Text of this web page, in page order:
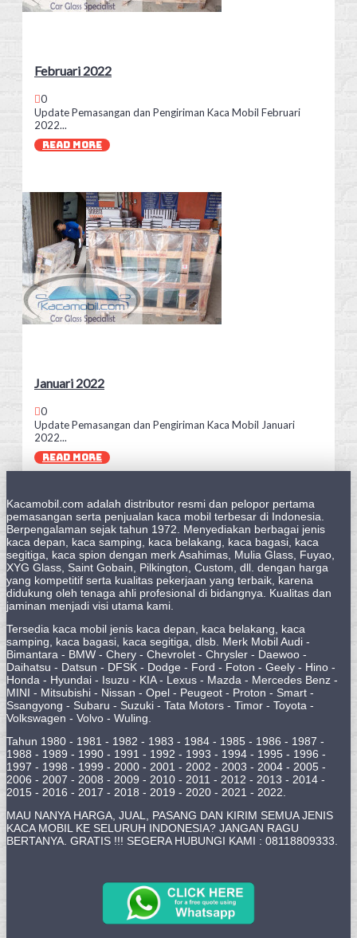
Februari 2022
0
Update Pemasangan dan Pengiriman Kaca Mobil Februari
2022...
READ MORE
Januari 2022
0
Update Pemasangan dan Pengiriman Kaca Mobil Januari
2022...
READ MORE
Kacamobil.com adalah distributor resmi dan pelopor pertama
pemasangan serta penjualan kaca mobil terbesar di Indonesia.
Berpengalaman sejak tahun 1972. Menyediakan berbagai jenis
kaca depan, kaca samping, kaca belakang, kaca bagasi, kaca
segitiga, kaca spion dengan merk Asahimas, Mulia Glass, Fuyao,
XYG Glass, Saint Gobain, Pilkington, Custom, dll. dengan harga
yang kompetitif serta kualitas pekerjaan yang terbaik, karena
didukung oleh tenaga ahli profesional di bidangnya. Kualitas dan
jaminan menjadi visi utama kami.
Tersedia kaca mobil jenis kaca depan, kaca belakang, kaca
samping, kaca bagasi, kaca segitiga, dlsb. Merk Mobil Audi -
Bimantara - BMW - Chery - Chevrolet - Chrysler - Daewoo -
Daihatsu - Datsun - DFSK - Dodge - Ford - Foton - Geely - Hino -
Honda - Hyundai - Isuzu - KIA - Lexus - Mazda - Mercedes Benz -
MINI - Mitsubishi - Nissan - Opel - Peugeot - Proton - Smart -
Ssangyong - Subaru - Suzuki - Tata Motors - Timor - Toyota -
Volkswagen - Volvo - Wuling.
Tahun 1980 - 1981 - 1982 - 1983 - 1984 - 1985 - 1986 - 1987 -
1988 - 1989 - 1990 - 1991 - 1992 - 1993 - 1994 - 1995 - 1996 -
1997 - 1998 - 1999 - 2000 - 2001 - 2002 - 2003 - 2004 - 2005 -
2006 - 2007 - 2008 - 2009 - 2010 - 2011 - 2012 - 2013 - 2014 -
2015 - 2016 - 2017 - 2018 - 2019 - 2020 - 2021 - 2022.
MAU NANYA HARGA, JUAL, PASANG DAN KIRIM SEMUA JENIS
KACA MOBIL KE SELURUH INDONESIA? JANGAN RAGU
BERTANYA. GRATIS !!! SEGERA HUBUNGI KAMI : 08118809333.